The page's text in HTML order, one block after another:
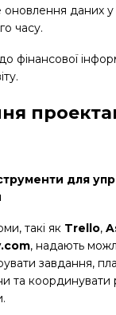
даних у
часу.
фінансової
для
такі як Trello,
, надають
завдання,
та координувати